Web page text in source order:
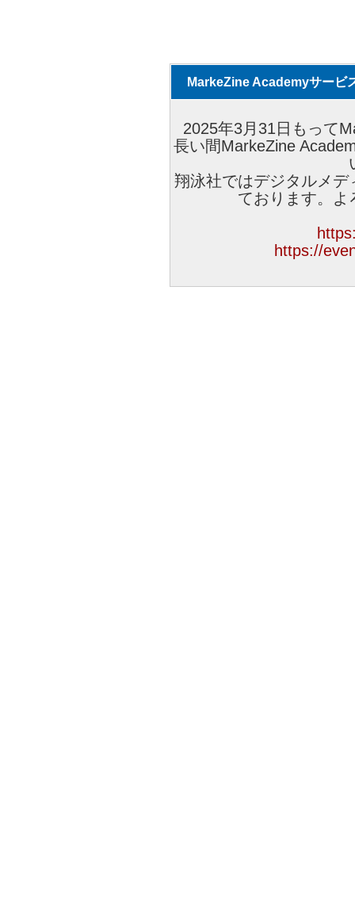
MarkeZine Academyサービ
2025年3月31日もって
長い間MarkeZine
翔泳社ではデジタルメ
ております。よ
https://